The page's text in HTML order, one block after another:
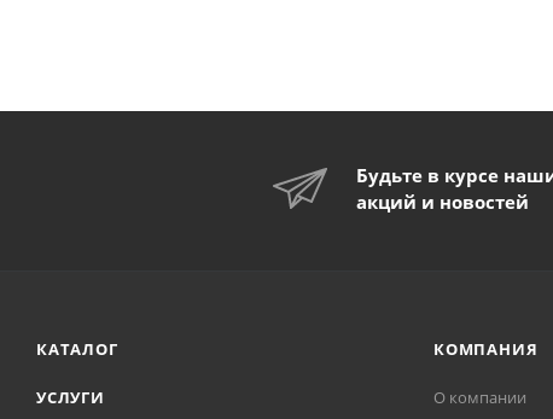
Будьте в курсе
акций и новостей
КАТАЛОГ
УСЛУГИ
КОМПАНИЯ
О компании